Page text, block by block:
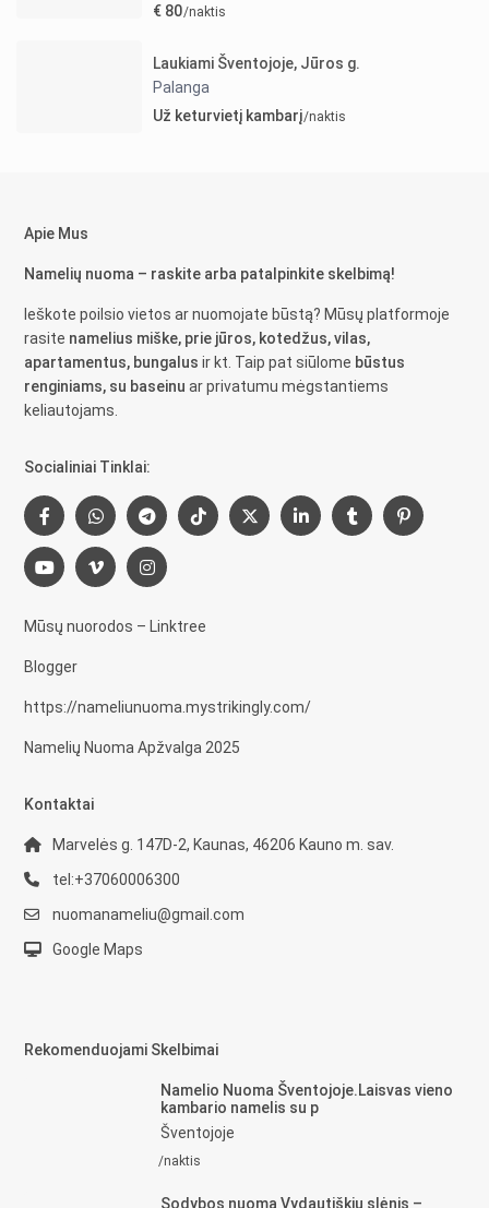
€ 80/naktis
Laukiami Šventojoje, Jūros g.
Palanga
Už keturvietį kambarį/naktis
Apie Mus
Namelių nuoma – raskite arba patalpinkite skelbimą!
Ieškote poilsio vietos ar nuomojate būstą? Mūsų platformoje
rasite namelius miške, prie jūros, kotedžus, vilas,
apartamentus, bungalus ir kt. Taip pat siūlome būstus
renginiams, su baseinu ar privatumu mėgstantiems
keliautojams.
Socialiniai Tinklai:
Mūsų nuorodos – Linktree
Blogger
https://nameliunuoma.mystrikingly.com/
Namelių Nuoma Apžvalga 2025
Kontaktai
Marvelės g. 147D-2, Kaunas, 46206 Kauno m. sav.
tel:+37060006300
nuomanameliu@gmail.com
Google Maps
Rekomenduojami Skelbimai
Namelio Nuoma Šventojoje.Laisvas vieno
kambario namelis su p
Šventojoje
/naktis
Sodybos nuoma Vydautiškių slėnis –